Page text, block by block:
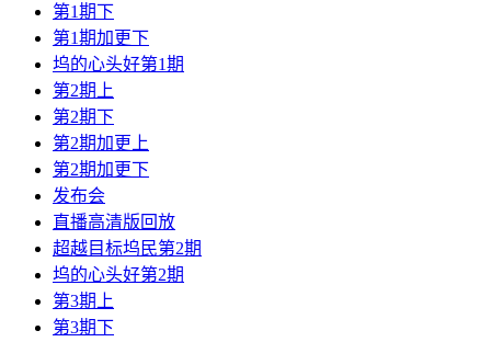
第1期下
第1期加更下
坞的心头好第1期
第2期上
第2期下
第2期加更上
第2期加更下
发布会
直播高清版回放
超越目标坞民第2期
坞的心头好第2期
第3期上
第3期下